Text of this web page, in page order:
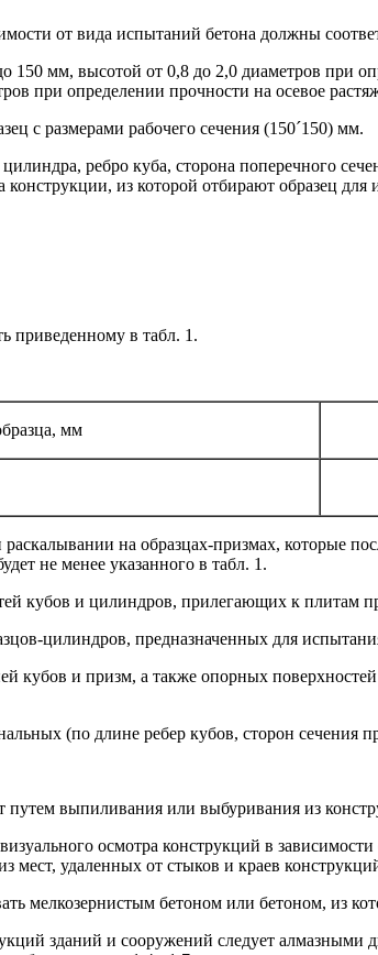
от вида испытаний бетона должны
150 мм, высотой от 0,8 до 2,0 диаметров при
при определении прочности на осевое
с размерами рабочего сечения (150´150) мм.
ребро куба, сторона поперечного
конструкции, из которой отбирают образец
приведенному в табл. 1.
мм
на образцах-призмах, которые
не менее указанного в табл. 1.
кубов и цилиндров, прилегающих к плитам
цилиндров, предназначенных для
кубов и призм, а также опорных
(по длине ребер кубов, сторон
путем выпиливания или выбуривания из
осмотра конструкций в
мест, удаленных от стыков и краев
мелкозернистым бетоном или бетоном, из
зданий и сооружений следует